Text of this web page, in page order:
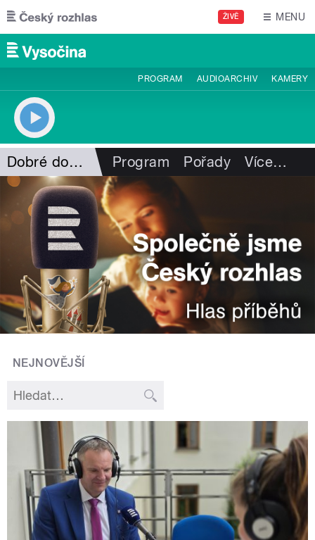
Přejít k hlavnímu obsahu
ŽIVĚ MENU
PROGRAM AUDIOARCHIV KAMERY
Dobré dopoledne Program Pořady Více…
NEJNOVĚJŠÍ